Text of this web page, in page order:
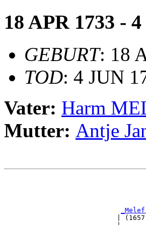
18 APR 1733 -
GEBURT: 18
TOD: 4 JUN
Vater: Harm
Mutter: Antje
|